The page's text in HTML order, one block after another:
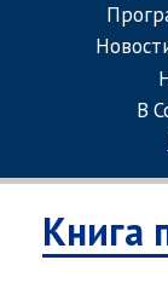
В
Книга